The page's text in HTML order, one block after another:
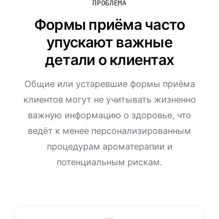
ПРОБЛЕМА
Формы приёма часто
упускают важные
детали о клиентах
Общие или устаревшие формы приёма
клиентов могут не учитывать жизненно
важную информацию о здоровье, что
ведёт к менее персонализированным
процедурам ароматерапии и
потенциальным рискам.